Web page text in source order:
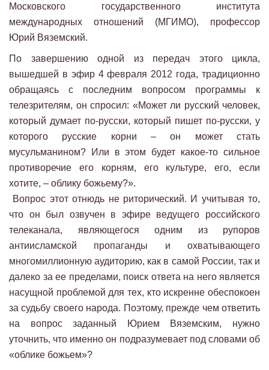
Московского государственного института
международных отношений (МГИМО), профессор
Юрий Вяземский.
По завершению одной из передач этого цикла,
вышедшей в эфир 4 февраля 2012 года, традиционно
обращаясь с последним вопросом программы к
телезрителям, он спросил: «Может ли русский человек,
который думает по-русски, который пишет по-русски, у
которого русские корни – он может стать
мусульманином? Или в этом будет какое-то сильное
противоречие его корням, его культуре, его, если
хотите, – облику божьему?».
Вопрос этот отнюдь не риторический. И учитывая то,
что он был озвучен в эфире ведущего российского
телеканала, являющегося одним из рупоров
антиисламской пропаганды и охватывающего
многомиллионную аудиторию, как в самой России, так и
далеко за ее пределами, поиск ответа на него является
насущной проблемой для тех, кто искренне обеспокоен
за судьбу своего народа. Поэтому, прежде чем ответить
на вопрос заданный Юрием Вяземским, нужно
уточнить, что именно он подразумевает под словами об
«облике божьем»?